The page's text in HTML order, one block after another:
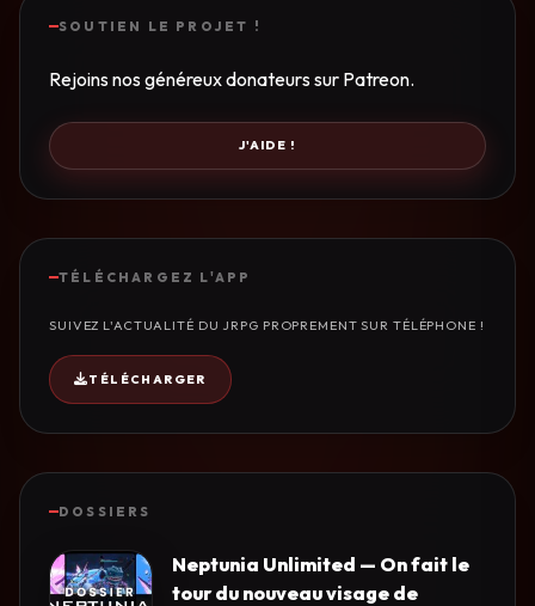
SOUTIEN LE PROJET !
Rejoins nos généreux donateurs sur Patreon.
J'AIDE !
TÉLÉCHARGEZ L'APP
SUIVEZ L'ACTUALITÉ DU JRPG PROPREMENT SUR TÉLÉPHONE !
TÉLÉCHARGER
DOSSIERS
Neptunia Unlimited — On fait le
tour du nouveau visage de